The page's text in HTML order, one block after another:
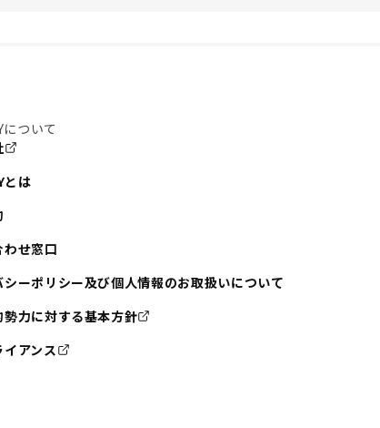
について
とは
わせ窓口
シーポリシー及び個人情報のお取扱いについて
勢力に対する基本方針
アンス